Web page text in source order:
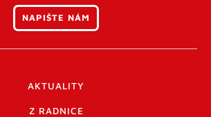
NAPIŠTE NÁM
AKTUALITY
Z RADNICE